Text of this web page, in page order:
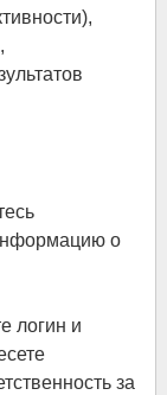
о
логин и
за